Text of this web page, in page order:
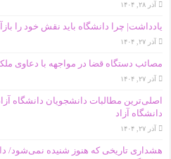
آذر ۲۸, ۱۴۰۴
یادداشت| چرا دانشگاه باید نقش خود را
آذر ۲۷, ۱۴۰۴
مصائب دستگاه قضا در مواجهه با دعاوی
آذر ۲۷, ۱۴۰۴
اصلی‌ترین مطالبات دانشجویان دانشگاه
دانشگاه آز‌اد
آذر ۲۷, ۱۴۰۴
هشداری تاریخی که هنوز شنیده نمی‌شود/